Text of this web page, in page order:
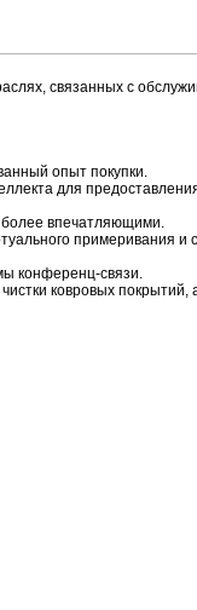
связанных с
опыт покупки.
для
более впечатляющими.
примеривания и
конференц-связи.
ковровых покрытий,